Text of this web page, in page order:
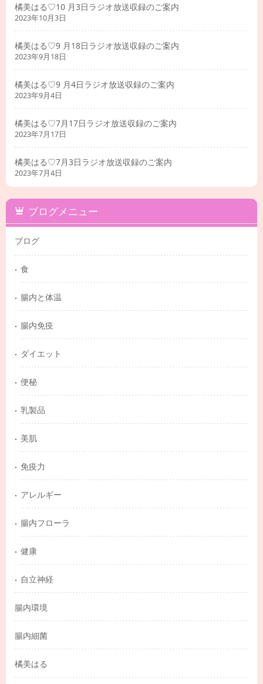
橘美はる♡10 月3日ラジオ放送収録のご案内
2023年10月3日
橘美はる♡9 月18日ラジオ放送収録のご案内
2023年9月18日
橘美はる♡9 月4日ラジオ放送収録のご案内
2023年9月4日
橘美はる♡7月17日ラジオ放送収録のご案内
2023年7月17日
橘美はる♡7月3日ラジオ放送収録のご案内
2023年7月4日
ブログメニュー
ブログ
食
腸内と体温
腸内免疫
ダイエット
便秘
乳製品
美肌
免疫力
アレルギー
腸内フローラ
健康
自立神経
腸内環境
腸内細菌
橘美はる